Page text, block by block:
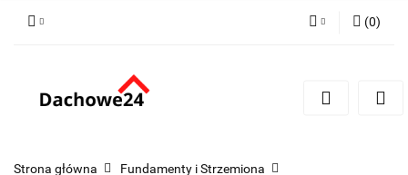
Zarejestruj się
(0)
Strona główna Fundamenty i Strzemiona